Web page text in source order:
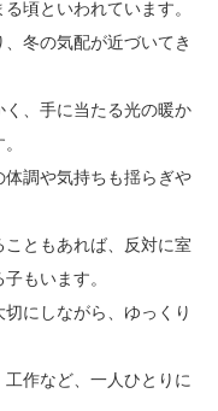
頃といわれています。
冬の気配が近づいてき
、手に当たる光の暖か
調や気持ちも揺らぎや
ともあれば、反対に室
もいます。
にしながら、ゆっくり
作など、一人ひとりに